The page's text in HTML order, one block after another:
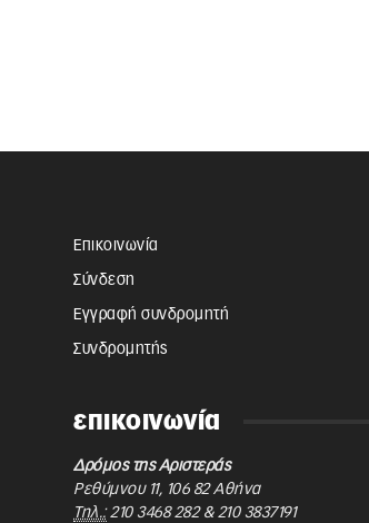
Επικοινωνία
Σύνδεση
Εγγραφή συνδρομητή
Συνδρομητής
επικοινωνία
Δρόμος της Αριστεράς
Ρεθύμνου 11, 106 82 Αθήνα
Τηλ.: 210 3468 282& 210 3837191